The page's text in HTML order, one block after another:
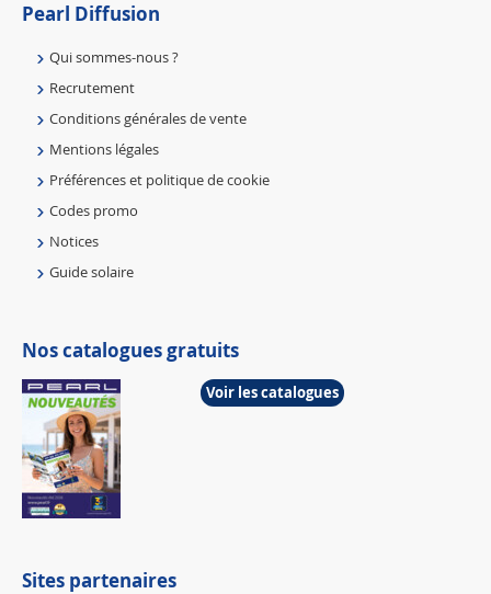
Pearl Diffusion
Qui sommes-nous ?
Recrutement
Conditions générales de vente
Mentions légales
Préférences et politique de cookie
Codes promo
Notices
Guide solaire
Nos catalogues gratuits
Voir les catalogues
Sites partenaires